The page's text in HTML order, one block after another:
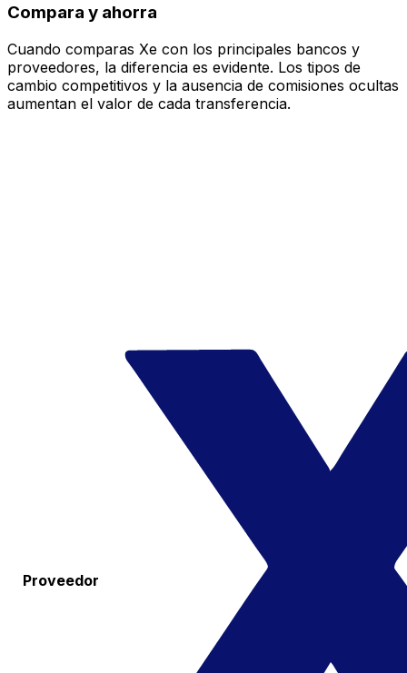
Compara y ahorra
Cuando comparas Xe con los principales bancos y
proveedores, la diferencia es evidente. Los tipos de
cambio competitivos y la ausencia de comisiones ocultas
aumentan el valor de cada transferencia.
Proveedor